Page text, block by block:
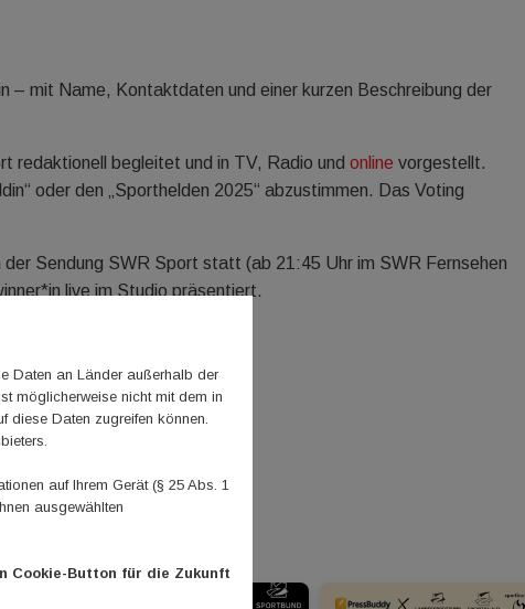
– mit Name, Kontaktdaten und einer kurzen Beschreibung der
redaktionell begleitet und in TV, Radio und online vorgestellt.
oder den „Sporthelden 2025“ abzustimmen. Das Voting
Sendung SWR Sport statt (ab 21:45 Uhr im SWR Fernsehen
live im Studio präsentiert.
Daten an Länder außerhalb der
möglicherweise nicht mit dem in
diese Daten zugreifen können.
auf Ihrem Gerät (§ 25 Abs. 1
ausgewählten
Cookie-Button für die Zukunft